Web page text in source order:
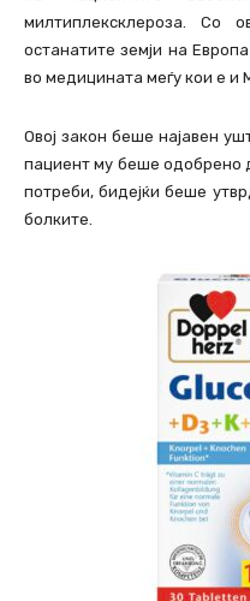
милтиплексклероза. Со
останатите земји на
во медицината меѓу кои е и
Овој закон беше најавен
пациент му беше одобрено
потреби, бидејќи беше
болките.